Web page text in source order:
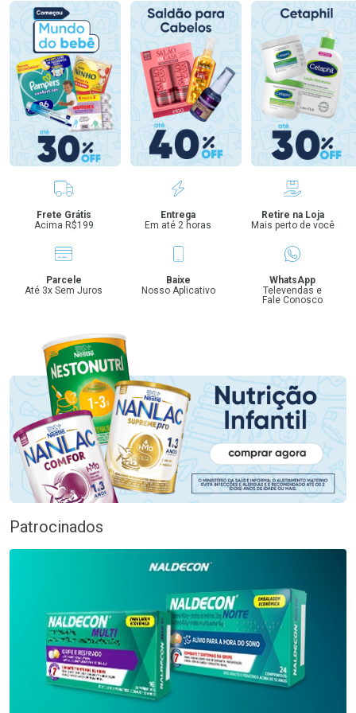
Benefícios
Frete Grátis
Acima R$199
Entrega
Em até 2 horas
Retire na Loja
Mais perto de você
Parcele
Até 3x Sem Juros
Baixe
Nosso Aplicativo
WhatsApp
Televendas e
Fale Conosco
Patrocinados